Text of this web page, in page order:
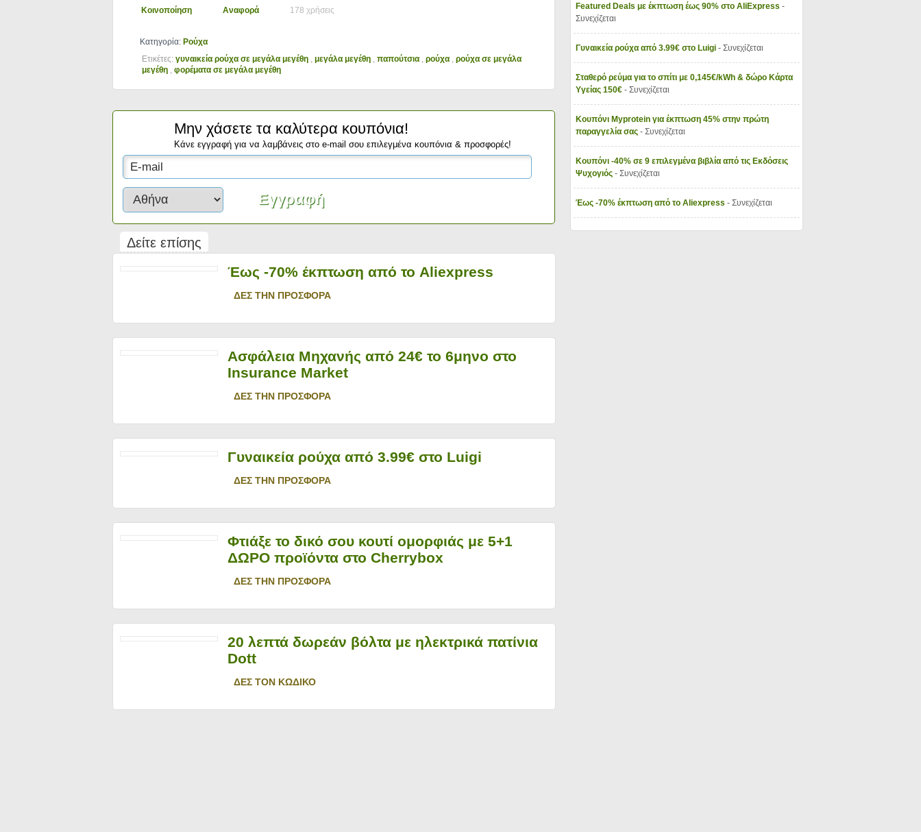
Κοινοποίηση Αναφορά 178 χρήσεις
Κατηγορία: Ρούχα
Ετικέτες: γυναικεία ρούχα σε μεγάλα μεγέθη , μεγάλα μεγέθη , παπούτσια , ρούχα , ρούχα σε μεγάλα
μεγέθη , φορέματα σε μεγάλα μεγέθη
Μην χάσετε τα καλύτερα κουπόνια!
Κάνε εγγραφή για να λαμβάνεις στο e-mail σου επιλεγμένα κουπόνια & προσφορές!
Δείτε επίσης
Έως -70% έκπτωση από το Aliexpress
ΔΕΣ ΤΗΝ ΠΡΟΣΦΟΡΑ
Ασφάλεια Μηχανής από 24€ το 6μηνο στο
Insurance Market
ΔΕΣ ΤΗΝ ΠΡΟΣΦΟΡΑ
Γυναικεία ρούχα από 3.99€ στο Luigi
ΔΕΣ ΤΗΝ ΠΡΟΣΦΟΡΑ
Φτιάξε το δικό σου κουτί ομορφιάς με 5+1
ΔΩΡΟ προϊόντα στο Cherrybox
ΔΕΣ ΤΗΝ ΠΡΟΣΦΟΡΑ
20 λεπτά δωρεάν βόλτα με ηλεκτρικά πατίνια
Dott
ΔΕΣ ΤΟΝ ΚΩΔΙΚΟ
Featured Deals με έκπτωση έως 90% στο AliExpress -
Συνεχίζεται
Γυναικεία ρούχα από 3.99€ στο Luigi - Συνεχίζεται
Σταθερό ρεύμα για το σπίτι με 0,145€/kWh & δώρο Κάρτα
Υγείας 150€ - Συνεχίζεται
Κουπόνι Myprotein για έκπτωση 45% στην πρώτη
παραγγελία σας - Συνεχίζεται
Κουπόνι -40% σε 9 επιλεγμένα βιβλία από τις Εκδόσεις
Ψυχογιός - Συνεχίζεται
Έως -70% έκπτωση από το Aliexpress - Συνεχίζεται